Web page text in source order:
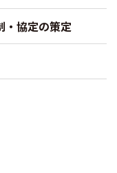
・協定の策定